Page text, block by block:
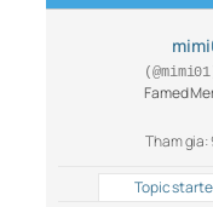
Famed
Tham
Topic